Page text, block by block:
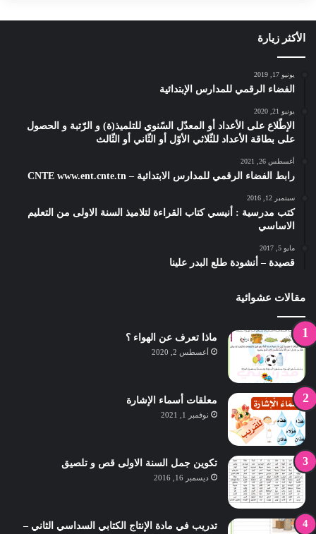
الأكثر زيارة
يونيو 17, 2019
الفضاء الرقمي للمدارس الإبتدائية
يونيو 21, 2020
الإطّلاع على الأعداد أو المعدّل السّنوي للتلميذ(ة) و الرّتبة و الحصول
على بطاقة الأعداد للثّلاثي الأوّل أو الثّاني أو الثّالث
أغسطس 26, 2021
رابط الفضاء الرقمي للمدارس الابتدائية – CNTE www.ent.cnte.tn
سبتمبر 12, 2016
كتب مدرسية : أنيسي كتاب القراءة لتلاميذ السنة الاولى من التعليم
الاساسي
مايو 5, 2017
قصيدة – أنشودة طلع البدر علينا
مقالات عشوائية
ماذا تعرف عن الهواء ؟
أغسطس 2, 2020
معلقات أسماء الإشارة
نوفمبر 1, 2021
تكوين جمل السنة الاولى قص و تلصيق
ديسمبر 16, 2016
تدريب في مادة الإنتاج الكتابي السداسي الثاني –